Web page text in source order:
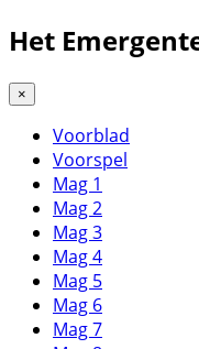
Het
×
Voorblad
Voorspel
Mag 1
Mag 2
Mag 3
Mag 4
Mag 5
Mag 6
Mag 7